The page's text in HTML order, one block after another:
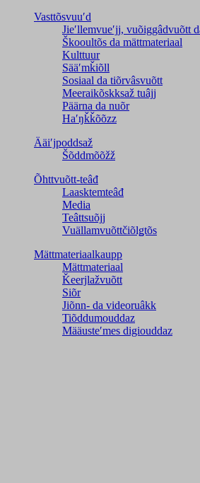
Vasttõsvuuʹd
Jieʹllemvueʹjj, vuõiggâdvuõtt
Škooultõs da mättmateriaal
Kulttuur
Sääʹmǩiõll
Sosiaal da tiõrvâsvuõtt
Meeraikõskksaž tuâjj
Päärna da nuõr
Haʹŋǩǩõõzz
Ääiʹjpoddsaž
Šõddmõõžž
Õhttvuõtt-teâđ
Laasktemteâđ
Media
Teâttsuõjj
Vuällamvuõttčiõlǥtõs
Mättmateriaalkaupp
Mättmateriaal
Ǩeerjlažvuõtt
Siõr
Jiõnn- da videoruâkk
Tiõddumouddaz
Määusteʹmes digiouddaz